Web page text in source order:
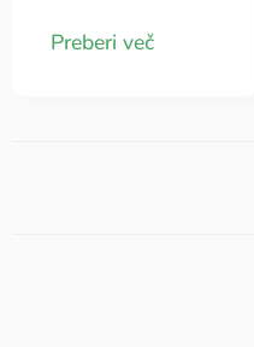
Preberi več